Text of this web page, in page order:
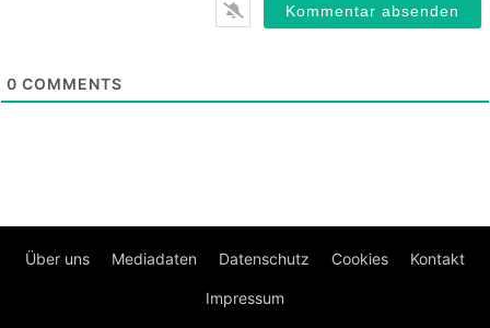
0 COMMENTS
Über uns Mediadaten Datenschutz Cookies Kontakt
Impressum